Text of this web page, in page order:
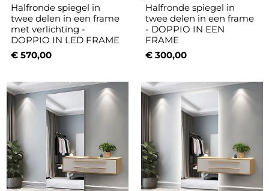
Halfronde spiegel in
twee delen in een frame
met verlichting -
DOPPIO IN LED FRAME
€ 570,00
Halfronde spiegel in
twee delen in een frame
- DOPPIO IN EEN
FRAME
€ 300,00